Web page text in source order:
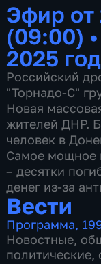
Эфир от
(09:00) •
2025
Российский
"Торнадо-С"
Новая
жителей ДНР.
человек в
Самое мощное
– десятки
денег из-за
Вести
Программа,
Новостные,
политические,